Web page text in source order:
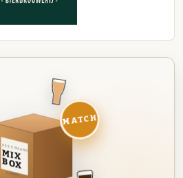
DEZE MAAND
MIX
BOX
8 BIEREN
MATCH